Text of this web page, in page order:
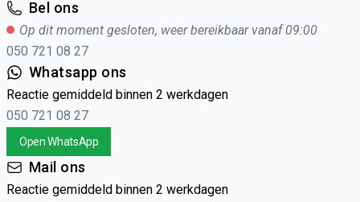
Bel ons
Op dit moment gesloten, weer bereikbaar vanaf 09:00
050 721 08 27
Whatsapp ons
Reactie gemiddeld binnen 2 werkdagen
050 721 08 27
Open WhatsApp
Mail ons
Reactie gemiddeld binnen 2 werkdagen